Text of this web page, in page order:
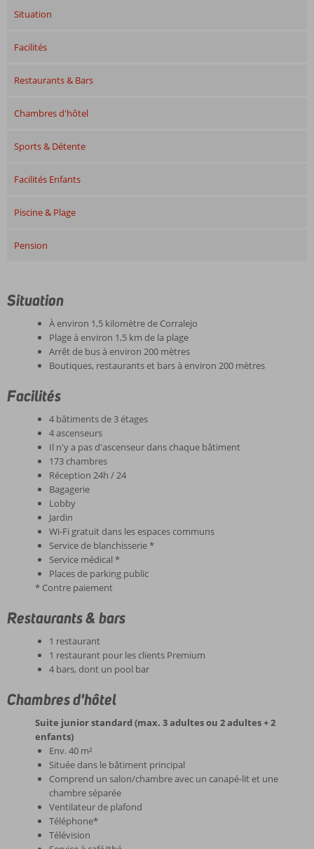
Situation
Facilités
Restaurants & Bars
Chambres d'hôtel
Sports & Détente
Facilités Enfants
Piscine & Plage
Pension
Situation
À environ 1,5 kilomètre de Corralejo
Plage à environ 1,5 km de la plage
Arrêt de bus à environ 200 mètres
Boutiques, restaurants et bars à environ 200 mètres
Facilités
4 bâtiments de 3 étages
4 ascenseurs
Il n'y a pas d'ascenseur dans chaque bâtiment
173 chambres
Réception 24h / 24
Bagagerie
Lobby
Jardin
Wi-Fi gratuit dans les espaces communs
Service de blanchisserie *
Service médical *
Places de parking public
* Contre paiement
Restaurants & bars
1 restaurant
1 restaurant pour les clients Premium
4 bars, dont un pool bar
Chambres d'hôtel
Suite junior standard (max. 3 adultes ou 2 adultes + 2
enfants)
Env. 40 m²
Située dans le bâtiment principal
Comprend un salon/chambre avec un canapé-lit et une
chambre séparée
Ventilateur de plafond
Téléphone*
Télévision